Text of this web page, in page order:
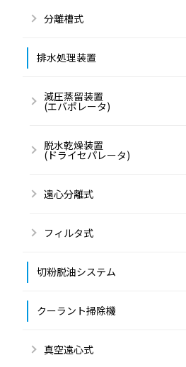
分離槽式
排水処理装置
減圧蒸留装置
(エバポレータ)
脱水乾燥装置
(ドライセパレータ)
遠心分離式
フィルタ式
切粉脱油システム
クーラント掃除機
真空遠心式